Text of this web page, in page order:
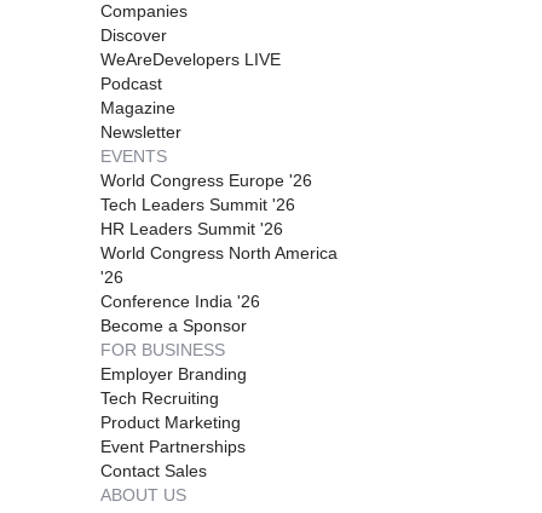
Companies
Discover
WeAreDevelopers LIVE
Podcast
Magazine
Newsletter
EVENTS
World Congress Europe '26
Tech Leaders Summit '26
HR Leaders Summit '26
World Congress North America
'26
Conference India '26
Become a Sponsor
FOR BUSINESS
Employer Branding
Tech Recruiting
Product Marketing
Event Partnerships
Contact Sales
ABOUT US